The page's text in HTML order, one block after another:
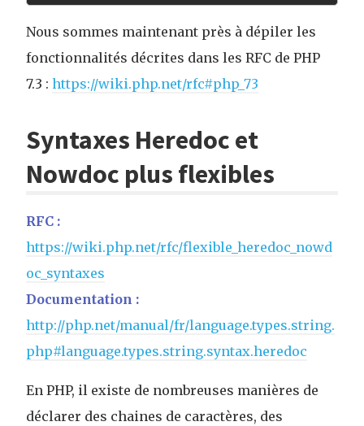
Nous sommes maintenant près à dépiler les
fonctionnalités décrites dans les RFC de PHP
7.3 : https://wiki.php.net/rfc#php_73
Syntaxes Heredoc et
Nowdoc plus flexibles
RFC :
https://wiki.php.net/rfc/flexible_heredoc_nowd
oc_syntaxes
Documentation :
http://php.net/manual/fr/language.types.string.
php#language.types.string.syntax.heredoc
En PHP, il existe de nombreuses manières de
déclarer des chaines de caractères, des